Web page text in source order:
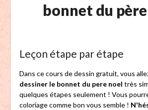
bonnet du
Leçon étape par étape
Dans ce cours de dessin gratuit, vous
dessiner le bonnet du pere noel très
quelques étapes seulement ! Vous
coloriage comme bon vous semble !